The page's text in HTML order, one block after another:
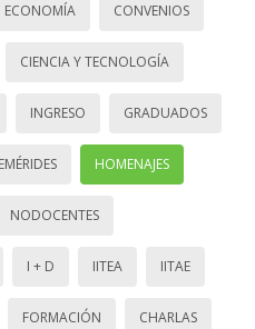
ECONOMÍA CONVENIOS
CIENCIA Y TECNOLOGÍA
INGRESO GRADUADOS
HOMENAJES
NODOCENTES
I + D IITEA IITAE
FORMACIÓN CHARLAS